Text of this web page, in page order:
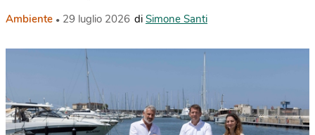
Ambiente 29 luglio 2026 di Simone Santi